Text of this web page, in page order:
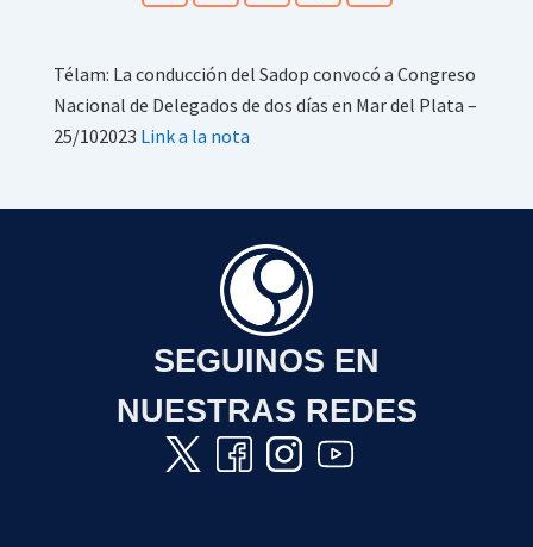
Télam: La conducción del Sadop convocó a Congreso
Nacional de Delegados de dos días en Mar del Plata –
25/102023 Link a la nota
SEGUINOS EN
NUESTRAS REDES